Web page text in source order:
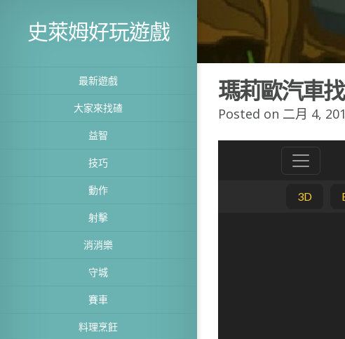
史萊姆好玩遊戲
最新遊戲
大家來找碴
益智
技巧
動作
射擊
消消樂
守城
賽車
料理烹飪
瑪莉歐汽車
Posted on 二月 4,